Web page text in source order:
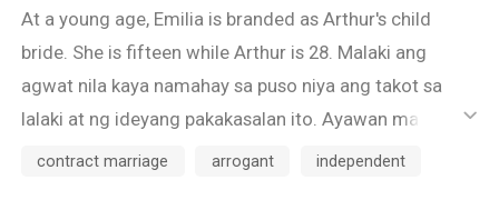
At a young age, Emilia is branded as Arthur's child
bride. She is fifteen while Arthur is 28. Malaki ang
agwat nila kaya namahay sa puso niya ang takot sa
lalaki at ng ideyang pakakasalan ito. Ayawan man niya
ang ideyang ito at ang masaklap na kinasadlakan
ic_default
contract marriage arrogant independent